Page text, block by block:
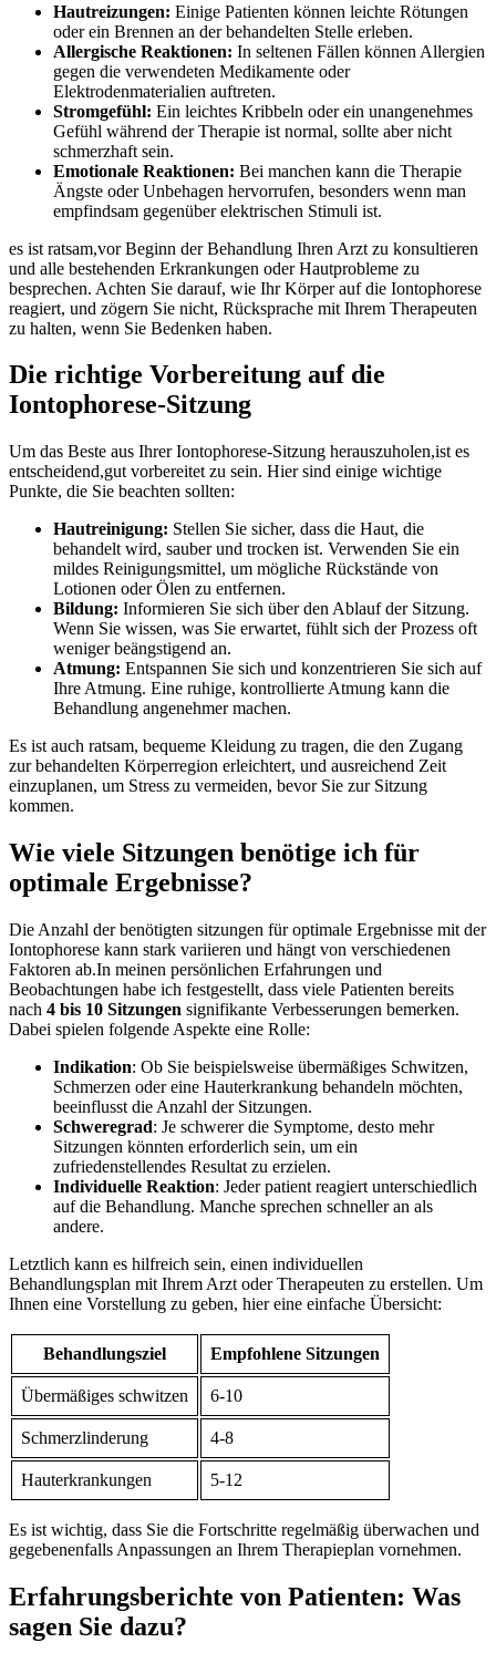
Hautreizungen: Einige Patienten können leichte⁣ Rötungen
oder ein Brennen an der ​behandelten Stelle erleben.
Allergische ​Reaktionen: In seltenen Fällen ⁢können Allergien
gegen die verwendeten⁣ Medikamente oder
Elektrodenmaterialien ‌auftreten.
Stromgefühl: Ein⁢ leichtes Kribbeln‍ oder ein unangenehmes
Gefühl während der Therapie ist normal, sollte⁤ aber nicht​
schmerzhaft sein.
Emotionale Reaktionen: Bei manchen kann die Therapie
Ängste oder Unbehagen hervorrufen, besonders wenn man
empfindsam gegenüber elektrischen Stimuli ist.
es ist ratsam,vor Beginn der Behandlung Ihren Arzt zu konsultieren‍
und alle bestehenden Erkrankungen oder Hautprobleme zu
besprechen. Achten Sie darauf, wie Ihr Körper auf die Iontophorese
reagiert, und zögern Sie nicht, Rücksprache ⁣mit Ihrem Therapeuten⁢
zu ‌halten, wenn Sie Bedenken haben.
Die ‍richtige Vorbereitung auf⁤ die
Iontophorese-Sitzung
Um das Beste aus Ihrer Iontophorese-Sitzung herauszuholen,ist es
entscheidend,gut ‍vorbereitet zu sein. Hier sind einige wichtige
Punkte,⁤ die⁣ Sie beachten sollten:
Hautreinigung: Stellen​ Sie sicher, dass die Haut, die
behandelt wird, sauber und trocken ist. Verwenden Sie ein
mildes ‍Reinigungsmittel, um mögliche Rückstände von
Lotionen oder Ölen zu entfernen.
Bildung: Informieren Sie sich über den Ablauf der Sitzung.
Wenn Sie wissen, was Sie erwartet, fühlt sich der Prozess ⁣oft
weniger beängstigend an.
Atmung: Entspannen Sie sich und konzentrieren Sie sich auf​
Ihre Atmung. Eine ruhige, kontrollierte Atmung kann die
Behandlung angenehmer machen.
Es ist⁤ auch ratsam, bequeme Kleidung zu tragen,⁣ die den Zugang
zur behandelten Körperregion erleichtert, und ausreichend Zeit
einzuplanen, ​um Stress zu vermeiden, bevor ​Sie zur Sitzung
kommen.
Wie viele Sitzungen benötige ich für
optimale Ergebnisse?
Die Anzahl der benötigten sitzungen für optimale Ergebnisse ⁢mit der
Iontophorese kann stark‌ variieren und hängt von verschiedenen ​
Faktoren ab.In meinen persönlichen Erfahrungen und
Beobachtungen habe ich festgestellt, dass viele Patienten bereits⁣
nach 4 bis 10 Sitzungen ​signifikante Verbesserungen bemerken.
Dabei spielen folgende Aspekte eine Rolle:
Indikation: Ob Sie‌ beispielsweise⁤ übermäßiges Schwitzen,
Schmerzen oder eine Hauterkrankung behandeln‍ möchten,⁣
beeinflusst die Anzahl ‌der ⁣Sitzungen.
Schweregrad: Je schwerer​ die Symptome, desto mehr
Sitzungen könnten erforderlich sein, um ein
zufriedenstellendes‌ Resultat zu erzielen.
Individuelle Reaktion: Jeder patient reagiert unterschiedlich ​
auf die⁤ Behandlung. Manche sprechen schneller an als
andere.
Letztlich kann es hilfreich sein, einen individuellen
Behandlungsplan mit Ihrem Arzt oder Therapeuten zu erstellen. Um
Ihnen eine⁤ Vorstellung zu geben, hier eine einfache Übersicht:
Behandlungsziel Empfohlene Sitzungen
Übermäßiges schwitzen 6-10
Schmerzlinderung 4-8
Hauterkrankungen 5-12
Es ist ‍wichtig, ​dass Sie ⁤die Fortschritte regelmäßig überwachen und
gegebenenfalls Anpassungen an Ihrem⁣ Therapieplan vornehmen.
Erfahrungsberichte ⁤von Patienten: Was
sagen Sie dazu?